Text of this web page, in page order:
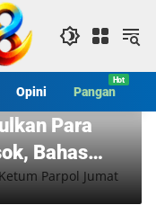
Opini Pangan
Para
Bahas